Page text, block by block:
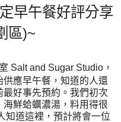
早午餐好評分享
區)~
Salt and Sugar Studio，
應早午餐，知道的人還
好事先預約。我們初次
鮮蛤蠣濃湯，料用得很
知道這裡，預計將會一位